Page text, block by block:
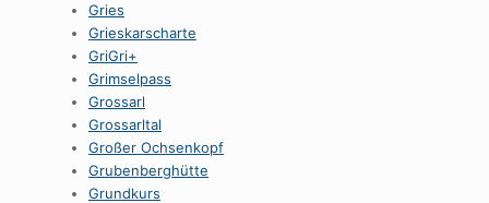
Gries
Grieskarscharte
GriGri+
Grimselpass
Grossarl
Grossarltal
Großer Ochsenkopf
Grubenberghütte
Grundkurs